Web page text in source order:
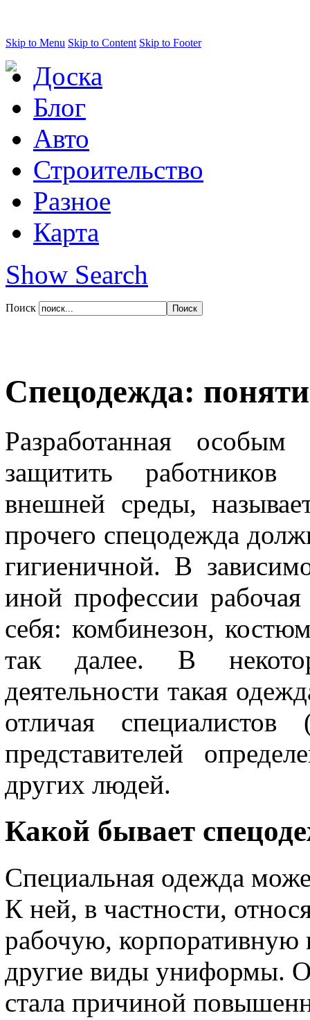
Skip to Menu Skip to Content Skip to Footer
Доска
Блог
Авто
Строительство
Разное
Карта
Show Search
Поиск
Спецодежда:
Разработанная
защитить работников
внешней среды,
прочего спецодежда
гигиеничной. В
иной профессии
себя: комбинезон,
так далее. В
деятельности такая
отличая
представителей
других людей.
Какой бывает
Специальная одежда
К ней, в частности,
рабочую, корпоративную
другие виды униформы.
стала причиной